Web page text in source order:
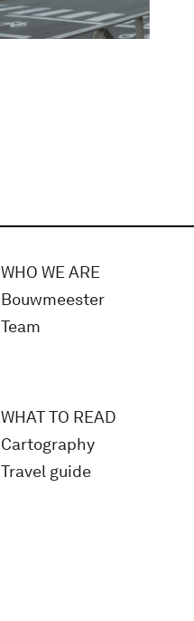
WHO WE ARE
Bouwmeester
Team
WHAT TO READ
Cartography
Travel guide